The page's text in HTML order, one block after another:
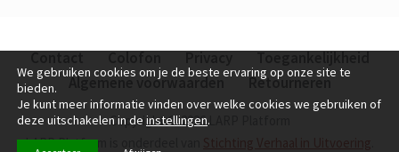
Algemene voorwaarden
Retourneren
Copyright © 2026 LARP Platform
LARP Platform is onderdeel van
We gebruiken cookies om je de beste ervaring op onze site te
bieden.
Je kunt meer informatie vinden over welke cookies we gebruiken of
deze uitschakelen in de instellingen.